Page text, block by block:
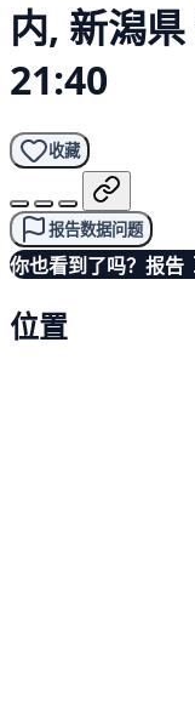
内, 新潟県
21:40
收藏
报告数据问题
你也看到了吗？报告
位置